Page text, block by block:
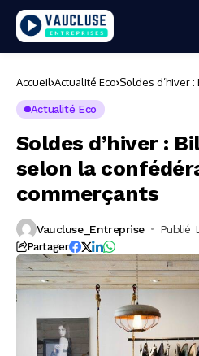
Accueil Actualité Eco Soldes d’hiver
Actualité Eco
Soldes d’hiver :
selon la
commerçants
Vaucluse_Entreprise Publié
Partager